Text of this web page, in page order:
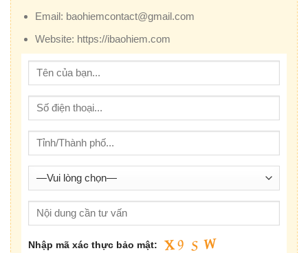
Email: baohiemcontact@gmail.com
Website: https://ibaohiem.com
Nhập mã xác thực bảo mật: